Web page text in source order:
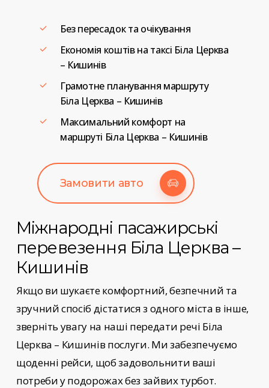
Без пересадок та очікування
Економія коштів на таксі Біла Церква
– Кишинів
Грамотне планування маршруту
Біла Церква – Кишинів
Максимальний комфорт на
маршруті Біла Церква – Кишинів
Замовити авто
Міжнародні пасажирські
перевезення Біла Церква –
Кишинів
Якщо ви шукаєте комфортний, безпечний та
зручний спосіб дістатися з одного міста в інше,
зверніть увагу на наші передати речі Біла
Церква – Кишинів послуги. Ми забезпечуємо
щоденні рейси, щоб задовольнити ваші
потреби у подорожах без зайвих турбот.